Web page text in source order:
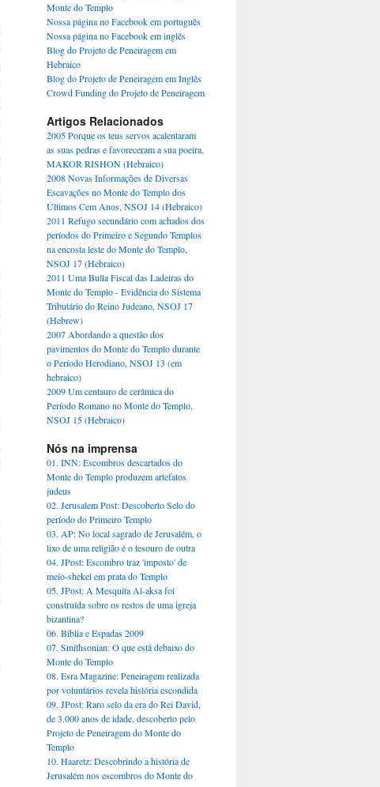
Monte do Templo
Nossa página no Facebook em português
Nossa página no Facebook em inglês
Blog do Projeto de Peneiragem em
Hebraico
Blog do Projeto de Peneiragem em Inglês
Crowd Funding do Projeto de Peneiragem
Artigos Relacionados
2005 Porque os teus servos acalentaram
as suas pedras e favoreceram a sua poeira,
MAKOR RISHON (Hebraico)
2008 Novas Informações de Diversas
Escavações no Monte do Templo dos
Últimos Cem Anos, NSOJ 14 (Hebraico)
2011 Refugo secundário com achados dos
períodos do Primeiro e Segundo Templos
na encosta leste do Monte do Templo,
NSOJ 17 (Hebraico)
2011 Uma Bulla Fiscal das Ladeiras do
Monte do Templo - Evidência do Sistema
Tributário do Reino Judeano, NSOJ 17
(Hebrew)
2007 Abordando a questão dos
pavimentos do Monte do Templo durante
o Período Herodiano, NSOJ 13 (em
hebraico)
2009 Um centauro de cerâmica do
Período Romano no Monte do Templo,
NSOJ 15 (Hebraico)
Nós na imprensa
01. INN: Escombros descartados do
Monte do Templo produzem artefatos
judeus
02. Jerusalem Post: Descoberto Selo do
período do Primeiro Templo
03. AP: No local sagrado de Jerusalém, o
lixo de uma religião é o tesouro de outra
04. JPost: Escombro traz 'imposto' de
meio-shekel em prata do Templo
05. JPost: A Mesquita Al-aksa foi
construída sobre os restos de uma igreja
bizantina?
06. Bíblia e Espadas 2009
07. Smithsonian: O que está debaixo do
Monte do Templo
08. Esra Magazine: Peneiragem realizada
por voluntários revela história escondida
09. JPost: Raro selo da era do Rei David,
de 3.000 anos de idade, descoberto pelo
Projeto de Peneiragem do Monte do
Templo
10. Haaretz: Descobrindo a história de
Jerusalém nos escombros do Monte do